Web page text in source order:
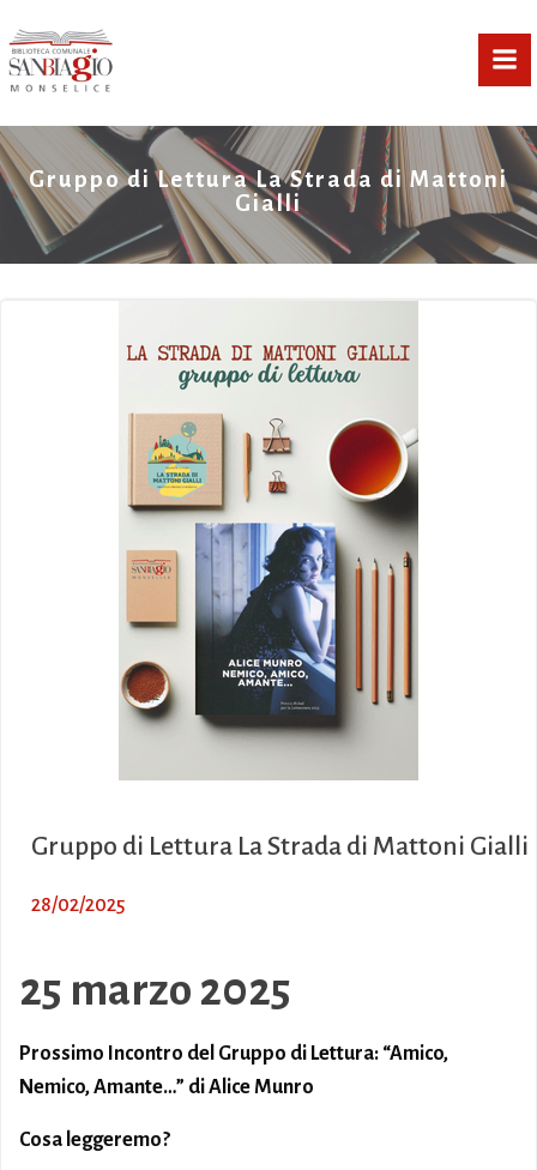
Gruppo di Lettura La Strada di Mattoni
Gialli
Gruppo di Lettura La Strada di Mattoni Gialli
28/02/2025
25 marzo 2025
Prossimo Incontro del Gruppo di Lettura: “Amico,
Nemico, Amante…” di Alice Munro
Cosa leggeremo?